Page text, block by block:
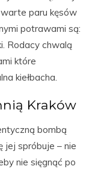
paru kęsów
potrawami są:
Rodacy chwalą
które
kiełbacha.
Kraków
bombą
jej spróbuje – nie
nie sięgnąć po